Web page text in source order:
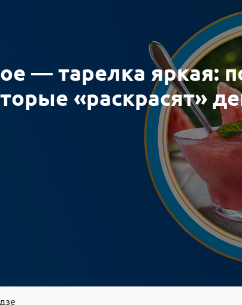
— тарелка яркая:
«раскрасят»